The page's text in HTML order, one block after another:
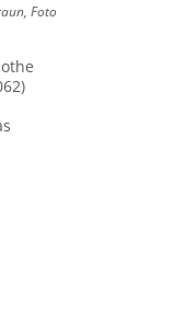
Foto